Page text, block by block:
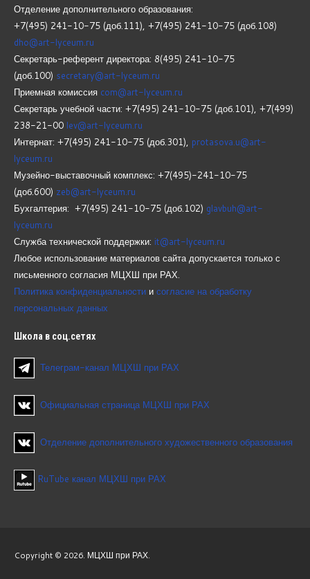
Отделение дополнительного образования:
+7(495) 241-10-75 (доб.111), +7(495) 241-10-75 (доб.108)
dho@art-lyceum.ru
Секретарь-референт директора: 8(495) 241-10-75
(доб.100) secretary@art-lyceum.ru
Приемная комиссия com@art-lyceum.ru
Секретарь учебной части: +7(495) 241-10-75 (доб.101), +7(499)
238-21-00 lev@art-lyceum.ru
Интернат: +7(495) 241-10-75 (доб.301), protasova.u@art-
lyceum.ru
Музейно-выставочный комплекс: +7(495)-241-10-75
(доб.600) zeb@art-lyceum.ru
Бухгалтерия: +7(495) 241-10-75 (доб.102) glavbuh@art-
lyceum.ru
Служба технической поддержки: it@art-lyceum.ru
Любое использование материалов сайта допускается только с
письменного согласия МЦХШ при РАХ.
Политика конфиденциальности и согласие на обработку
персональных данных
Школа в соц.сетях
Телеграм-канал МЦХШ при РАХ
Официальная страница МЦХШ при РАХ
Отделение дополнительного художественного образования
RuTube канал МЦХШ при РАХ
Copyright © 2026. МЦХШ при РАХ.